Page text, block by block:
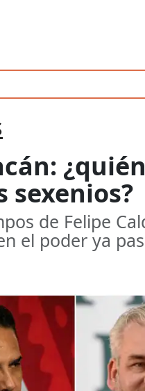
sexenios?
de Felipe
el poder ya